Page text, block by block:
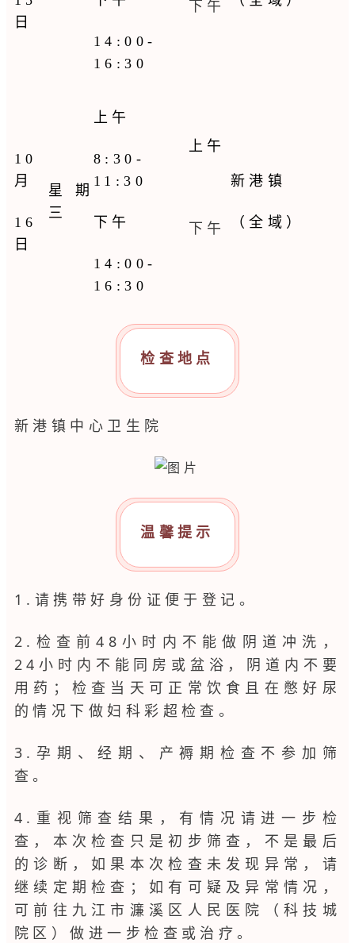
日
14:00-
16:30
下午
10
月
16
日
星期
三
上午
8:30-
11:30
下午
14:00-
16:30
上午
新港镇
（全域）
下午
检查地点
新港镇中心卫生院
温馨提示
1.请携带好身份证便于登记。
2.检查前48小时内不能做阴道冲洗，
24小时内不能同房或盆浴，阴道内不要
用药；检查当天可正常饮食且在憋好尿
的情况下做妇科彩超检查。
3.孕期、经期、产褥期检查不参加筛
查。
4.重视筛查结果，有情况请进一步检
查，本次检查只是初步筛查，不是最后
的诊断，如果本次检查未发现异常，请
继续定期检查；如有可疑及异常情况，
可前往九江市濂溪区人民医院（科技城
院区）做进一步检查或治疗。